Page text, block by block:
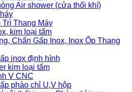
Air shower (cửa thổi khí)
Thang Máy
kim loại tấm
Chấn Gấp Inox, Inox Ốp Thang
inox định hình
kim loại tấm
V CNC
phào chỉ U,V hộp